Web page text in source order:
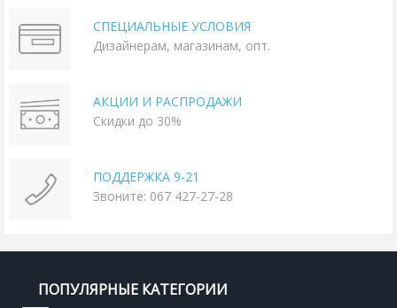
СПЕЦИАЛЬНЫЕ УСЛОВИЯ
Дизайнерам, магазинам, опт.
АКЦИИ И РАСПРОДАЖИ
Скидки до 30%
ПОДДЕРЖКА 9-21
Звоните: 067 427-27-28
ПОПУЛЯРНЫЕ КАТЕГОРИИ